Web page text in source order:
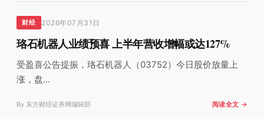
财经 2026年07月31日
珞石机器人业绩预喜 上半年营收增幅或达127%
受盈喜公告提振，珞石机器人（03752）今日股价放量上
涨，盘...
By 东方财经证券网编辑部 阅读全文 →